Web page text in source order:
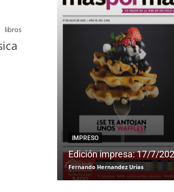
libros
IMPRESO
Edición impresa: 17/7/
Fernando Hernandez Urias